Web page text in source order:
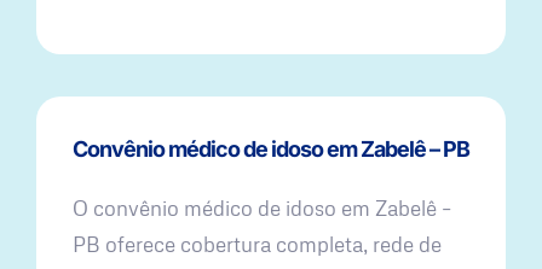
Convênio médico de idoso em Zabelê – PB
O convênio médico de idoso em Zabelê –
PB oferece cobertura completa, rede de